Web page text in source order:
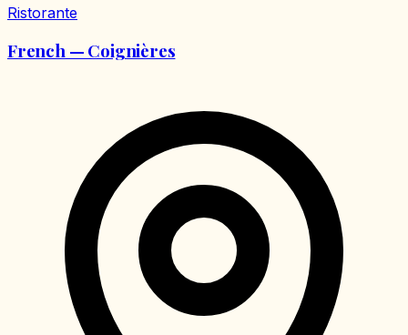
Ristorante
French — Coignières